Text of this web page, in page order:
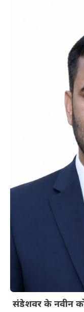
संडेशवर के नवीन को